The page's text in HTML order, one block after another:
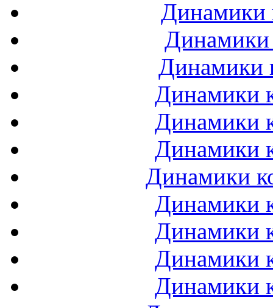
Динамики
Динамики
Динамики
Динамики
Динамики
Динамики
Динамики
Динамики
Динамики
Динамики
Динамики